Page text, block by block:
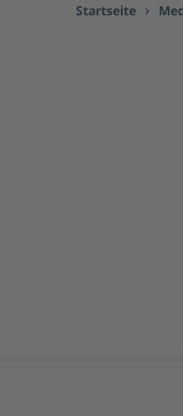
Startseite